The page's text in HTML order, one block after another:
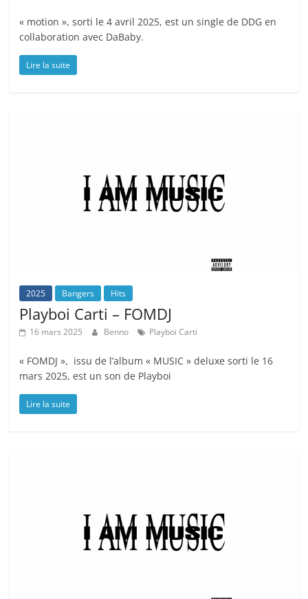
« motion », sorti le 4 avril 2025, est un single de DDG en
collaboration avec DaBaby.
Lire la suite
2025 Bangers Hits
Playboi Carti – FOMDJ
16 mars 2025 Benno Playboi Carti
« FOMDJ », issu de l’album « MUSIC » deluxe sorti le 16
mars 2025, est un son de Playboi
Lire la suite